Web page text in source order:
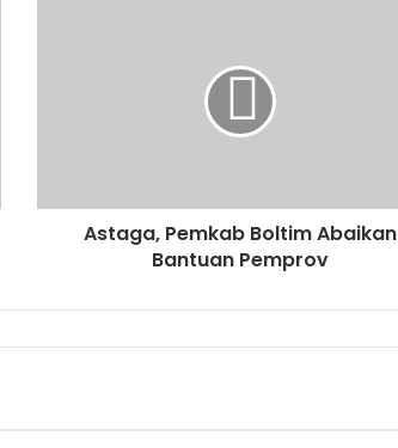
Astaga, Pemkab Boltim Abaikan
Bantuan Pemprov